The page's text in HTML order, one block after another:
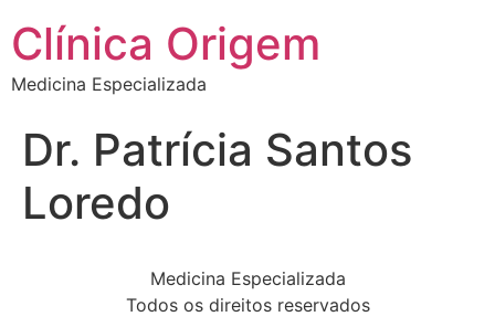
Clínica Origem
Medicina Especializada
Dr. Patrícia Santos
Loredo
Medicina Especializada
Todos os direitos reservados